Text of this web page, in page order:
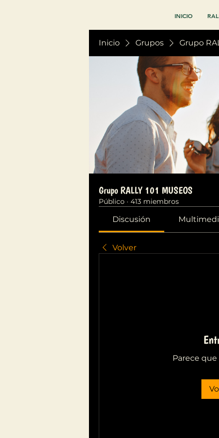
INICIO
Inicio Grupos Grupo
Grupo RALLY 101 MUSEOS
Público · 413 miembros
Discusión
Volver
Parece